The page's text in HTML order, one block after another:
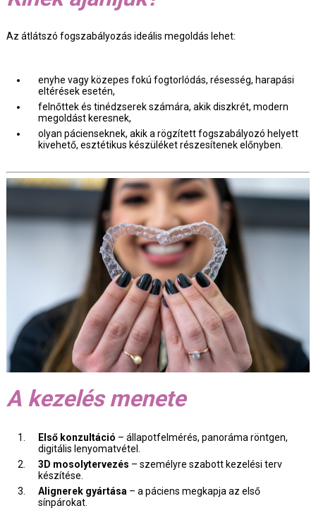
Az átlátszó fogszabályozás ideális megoldás lehet:
enyhe vagy közepes fokú fogtorlódás, résesség, harapási
eltérések esetén,
felnőttek és tinédzserek számára, akik diszkrét, modern
megoldást keresnek,
olyan pácienseknek, akik a rögzített fogszabályozó helyett
kivehető, esztétikus készüléket részesítenek előnyben.
A kezelés menete
Első konzultáció – állapotfelmérés, panoráma röntgen,
digitális lenyomatvétel.
3D mosolytervezés – személyre szabott kezelési terv
készítése.
Alignerek gyártása – a páciens megkapja az első
sínpárokat.